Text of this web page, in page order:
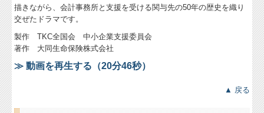
社会福祉法人の皆様へ
補助金・助成金・融資情報
関与先向け融資商品ご紹介
描きながら、会計事務所と支援を受ける関与先の50年の歴史を織り
交ぜたドラマです。
製作 TKC全国会 中小企業支援委員会
著作 大同生命保険株式会社
≫ 動画を再生する（20分46秒）
▲ 戻る